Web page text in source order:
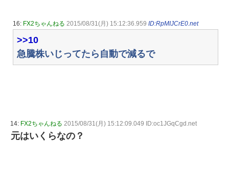
16: FX2ちゃんねる 2015/08/31(月) 15:12:36.959 ID:RpMIJCrE0.net
>>10
急騰株いじってたら自動で減るで
14: FX2ちゃんねる 2015/08/31(月) 15:12:09.049 ID:oc1JGqCgd.net
元はいくらなの？